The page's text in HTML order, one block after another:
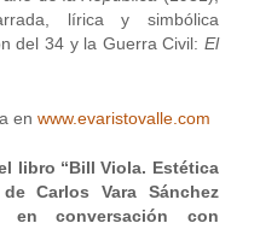
lírica y simbólica
del 34 y la Guerra Civil: El
enwww.evaristovalle.com
libro “Bill Viola. Estética
Carlos Vara Sánchez
en conversación con